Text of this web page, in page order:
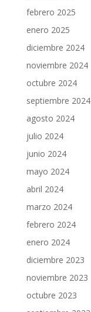
febrero 2025
enero 2025
diciembre 2024
noviembre 2024
octubre 2024
septiembre 2024
agosto 2024
julio 2024
junio 2024
mayo 2024
abril 2024
marzo 2024
febrero 2024
enero 2024
diciembre 2023
noviembre 2023
octubre 2023